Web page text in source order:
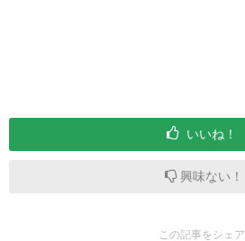
いいね！
興味ない！
この記事をシェア